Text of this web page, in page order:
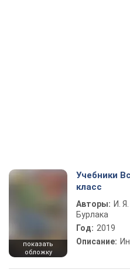
показать
обложку
Учебники
класс
Авторы: И.
Бурлака
Год: 2019
Описание: